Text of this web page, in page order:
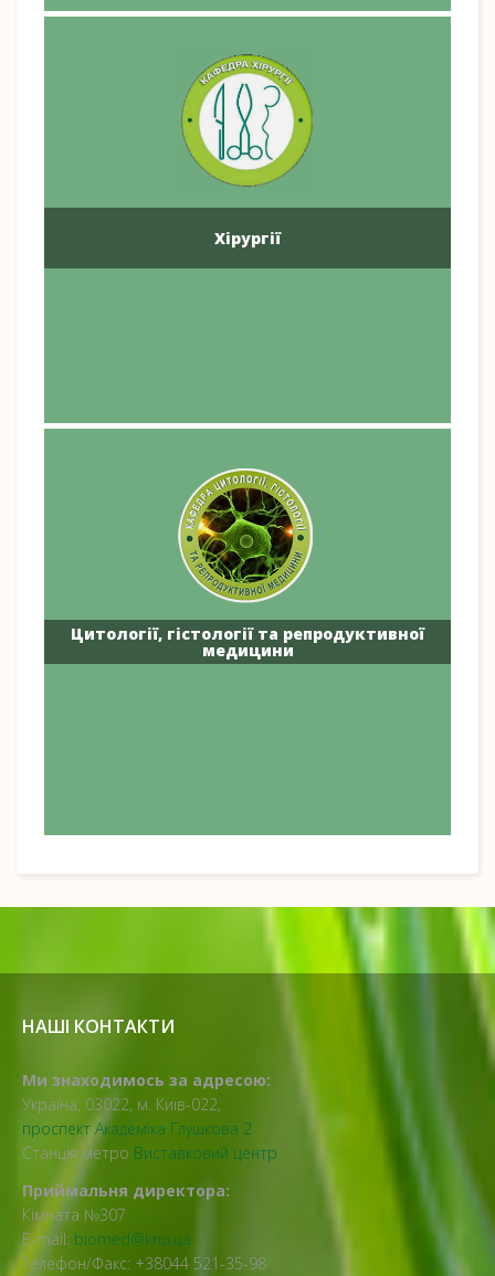
Хірургії
Цитології, гістології та репродуктивної
медицини
НАШІ КОНТАКТИ
Ми знаходимось за адресою:
Україна, 03022, м. Київ-022,
проспект Академіка Глушкова 2
Станція метро Виставковий центр
Приймальня директора:
Кімната №307
E-mail: biomed@knu.ua
Телефон/Факс: +38044 521-35-98